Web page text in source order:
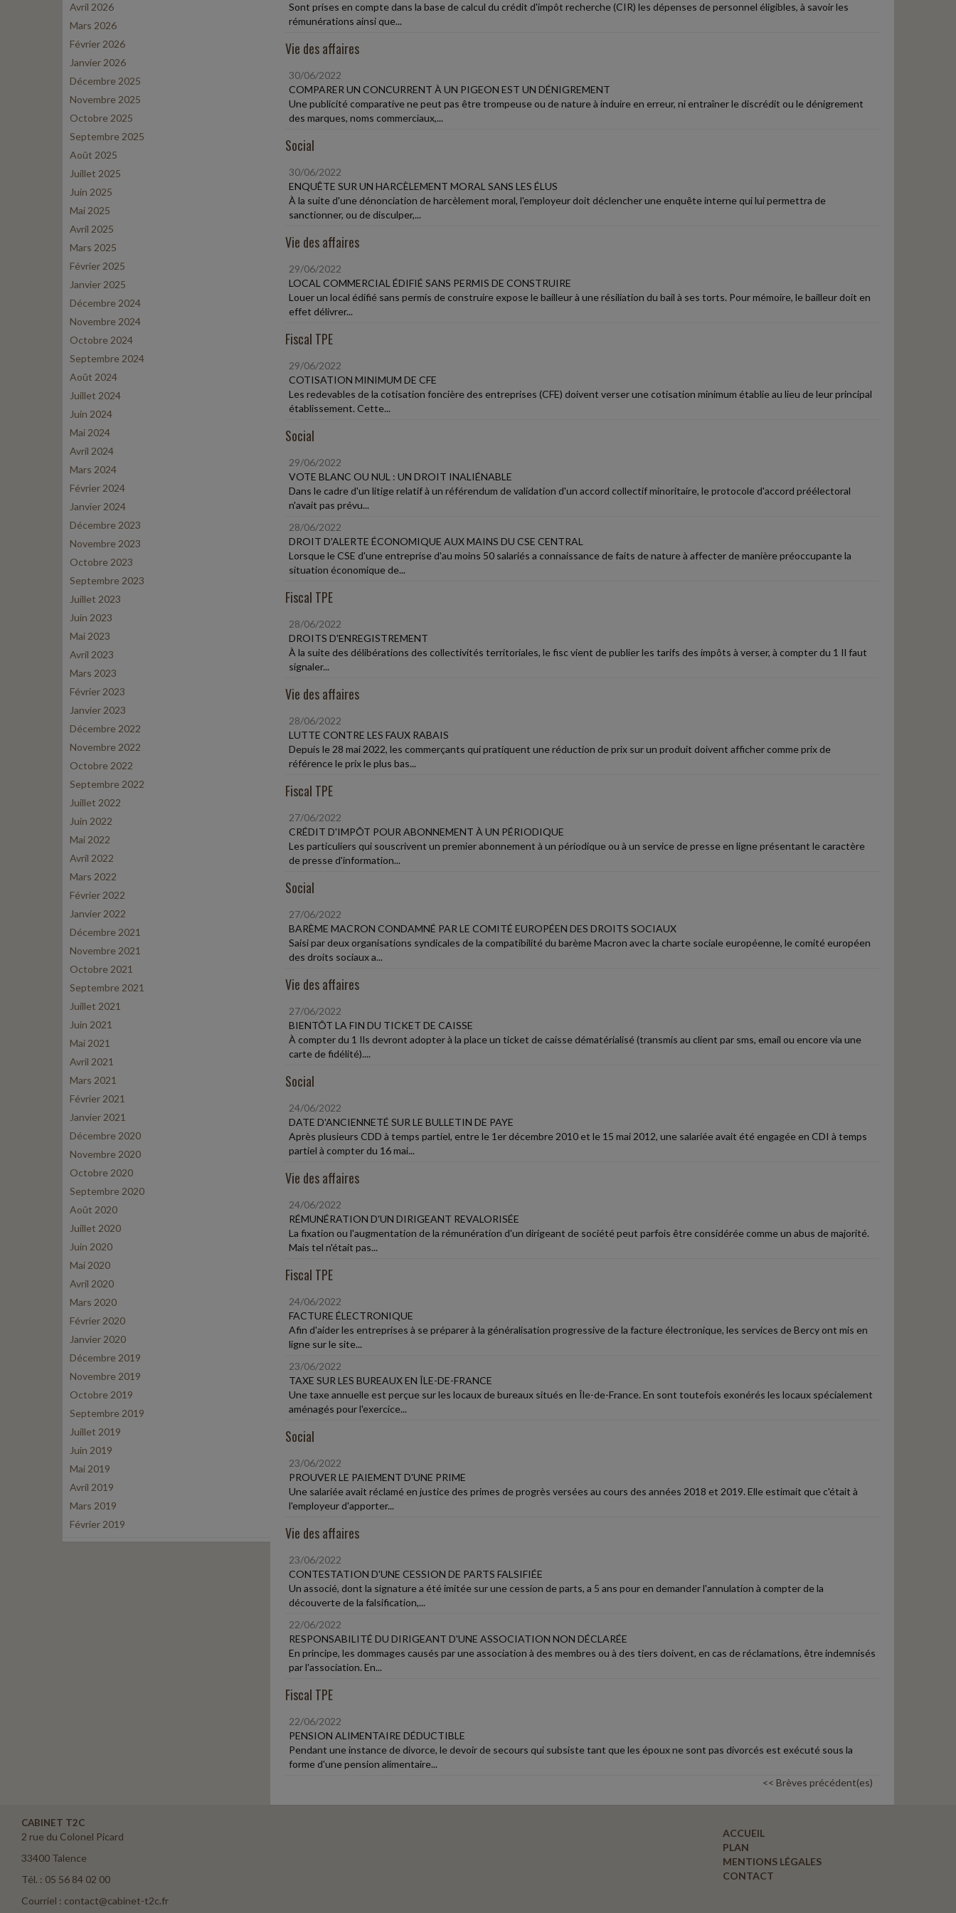
Avril 2026
Mars 2026
Février 2026
Janvier 2026
Décembre 2025
Novembre 2025
Octobre 2025
Septembre 2025
Août 2025
Juillet 2025
Juin 2025
Mai 2025
Avril 2025
Mars 2025
Février 2025
Janvier 2025
Décembre 2024
Novembre 2024
Octobre 2024
Septembre 2024
Août 2024
Juillet 2024
Juin 2024
Mai 2024
Avril 2024
Mars 2024
Février 2024
Janvier 2024
Décembre 2023
Novembre 2023
Octobre 2023
Septembre 2023
Juillet 2023
Juin 2023
Mai 2023
Avril 2023
Mars 2023
Février 2023
Janvier 2023
Décembre 2022
Novembre 2022
Octobre 2022
Septembre 2022
Juillet 2022
Juin 2022
Mai 2022
Avril 2022
Mars 2022
Février 2022
Janvier 2022
Décembre 2021
Novembre 2021
Octobre 2021
Septembre 2021
Juillet 2021
Juin 2021
Mai 2021
Avril 2021
Mars 2021
Février 2021
Janvier 2021
Décembre 2020
Novembre 2020
Octobre 2020
Septembre 2020
Août 2020
Juillet 2020
Juin 2020
Mai 2020
Avril 2020
Mars 2020
Février 2020
Janvier 2020
Décembre 2019
Novembre 2019
Octobre 2019
Septembre 2019
Juillet 2019
Juin 2019
Mai 2019
Avril 2019
Mars 2019
Février 2019
Sont prises en compte dans la base de calcul du crédit d'impôt recherche (CIR) les dépenses de personnel éligibles, à savoir les
rémunérations ainsi que...
Vie des affaires
30/06/2022
COMPARER UN CONCURRENT À UN PIGEON EST UN DÉNIGREMENT
Une publicité comparative ne peut pas être trompeuse ou de nature à induire en erreur, ni entraîner le discrédit ou le dénigrement
des marques, noms commerciaux,...
Social
30/06/2022
ENQUÊTE SUR UN HARCÈLEMENT MORAL SANS LES ÉLUS
À la suite d'une dénonciation de harcèlement moral, l'employeur doit déclencher une enquête interne qui lui permettra de
sanctionner, ou de disculper,...
Vie des affaires
29/06/2022
LOCAL COMMERCIAL ÉDIFIÉ SANS PERMIS DE CONSTRUIRE
Louer un local édifié sans permis de construire expose le bailleur à une résiliation du bail à ses torts. Pour mémoire, le bailleur doit en
effet délivrer...
Fiscal TPE
29/06/2022
COTISATION MINIMUM DE CFE
Les redevables de la cotisation foncière des entreprises (CFE) doivent verser une cotisation minimum établie au lieu de leur principal
établissement. Cette...
Social
29/06/2022
VOTE BLANC OU NUL : UN DROIT INALIÉNABLE
Dans le cadre d'un litige relatif à un référendum de validation d'un accord collectif minoritaire, le protocole d'accord préélectoral
n'avait pas prévu...
28/06/2022
DROIT D'ALERTE ÉCONOMIQUE AUX MAINS DU CSE CENTRAL
Lorsque le CSE d'une entreprise d'au moins 50 salariés a connaissance de faits de nature à affecter de manière préoccupante la
situation économique de...
Fiscal TPE
28/06/2022
DROITS D'ENREGISTREMENT
À la suite des délibérations des collectivités territoriales, le fisc vient de publier les tarifs des impôts à verser, à compter du 1 Il faut
signaler...
Vie des affaires
28/06/2022
LUTTE CONTRE LES FAUX RABAIS
Depuis le 28 mai 2022, les commerçants qui pratiquent une réduction de prix sur un produit doivent afficher comme prix de
référence le prix le plus bas...
Fiscal TPE
27/06/2022
CRÉDIT D'IMPÔT POUR ABONNEMENT À UN PÉRIODIQUE
Les particuliers qui souscrivent un premier abonnement à un périodique ou à un service de presse en ligne présentant le caractère
de presse d'information...
Social
27/06/2022
BARÈME MACRON CONDAMNÉ PAR LE COMITÉ EUROPÉEN DES DROITS SOCIAUX
Saisi par deux organisations syndicales de la compatibilité du barème Macron avec la charte sociale européenne, le comité européen
des droits sociaux a...
Vie des affaires
27/06/2022
BIENTÔT LA FIN DU TICKET DE CAISSE
À compter du 1 Ils devront adopter à la place un ticket de caisse dématérialisé (transmis au client par sms, email ou encore via une
carte de fidélité)....
Social
24/06/2022
DATE D'ANCIENNETÉ SUR LE BULLETIN DE PAYE
Après plusieurs CDD à temps partiel, entre le 1er décembre 2010 et le 15 mai 2012, une salariée avait été engagée en CDI à temps
partiel à compter du 16 mai...
Vie des affaires
24/06/2022
RÉMUNÉRATION D'UN DIRIGEANT REVALORISÉE
La fixation ou l'augmentation de la rémunération d'un dirigeant de société peut parfois être considérée comme un abus de majorité.
Mais tel n'était pas...
Fiscal TPE
24/06/2022
FACTURE ÉLECTRONIQUE
Afin d'aider les entreprises à se préparer à la généralisation progressive de la facture électronique, les services de Bercy ont mis en
ligne sur le site...
23/06/2022
TAXE SUR LES BUREAUX EN ÎLE-DE-FRANCE
Une taxe annuelle est perçue sur les locaux de bureaux situés en Île-de-France. En sont toutefois exonérés les locaux spécialement
aménagés pour l'exercice...
Social
23/06/2022
PROUVER LE PAIEMENT D'UNE PRIME
Une salariée avait réclamé en justice des primes de progrès versées au cours des années 2018 et 2019. Elle estimait que c'était à
l'employeur d'apporter...
Vie des affaires
23/06/2022
CONTESTATION D'UNE CESSION DE PARTS FALSIFIÉE
Un associé, dont la signature a été imitée sur une cession de parts, a 5 ans pour en demander l'annulation à compter de la
découverte de la falsification,...
22/06/2022
RESPONSABILITÉ DU DIRIGEANT D'UNE ASSOCIATION NON DÉCLARÉE
En principe, les dommages causés par une association à des membres ou à des tiers doivent, en cas de réclamations, être indemnisés
par l'association. En...
Fiscal TPE
22/06/2022
PENSION ALIMENTAIRE DÉDUCTIBLE
Pendant une instance de divorce, le devoir de secours qui subsiste tant que les époux ne sont pas divorcés est exécuté sous la
forme d'une pension alimentaire...
<< Brèves précédent(es)
CABINET T2C
2 rue du Colonel Picard
33400 Talence
Tél. : 05 56 84 02 00
Courriel : contact@cabinet-t2c.fr
ACCUEIL
PLAN
MENTIONS LÉGALES
CONTACT